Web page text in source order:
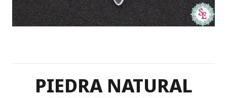
PIEDRA NATURAL